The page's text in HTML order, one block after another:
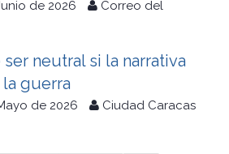
de 2026
Correo del
neutral si la narrativa
guerra
de 2026 Ciudad Caracas